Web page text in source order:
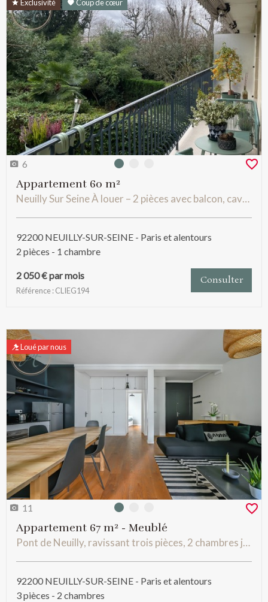
Exclusivité Coup de cœur
6 Photo 0
Appartement 60 m²
Neuilly Sur Seine À louer – 2 pièces avec balcon, cave et parking
92200 NEUILLY-SUR-SEINE - Paris et alentours
2 pièces - 1 chambre
2 050 € par mois
Référence : CLIEG194
Consulter
Loué par nous
11 Photo 0
Appartement 67 m² - Meublé
Pont de Neuilly, ravissant trois pièces, 2 chambres joliement meublé
92200 NEUILLY-SUR-SEINE - Paris et alentours
3 pièces - 2 chambres